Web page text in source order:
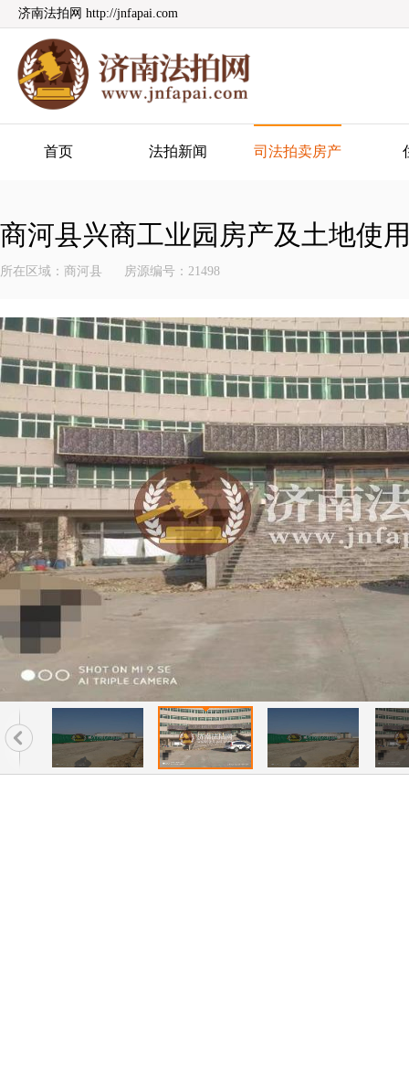
济南法拍网 http://jnfapai.com
济南法拍网
首页 法拍新闻 司法拍卖房产
商河县兴商工业园房产及土地使
所在区域：商河县 房源编号：21498